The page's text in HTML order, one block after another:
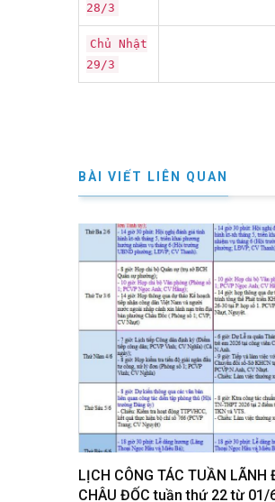
28/3
Chủ Nhật
29/3
BÀI VIẾT LIÊN QUAN
LỊCH CÔNG TÁC TUẦN LÃNH
CHÂU ĐỐC tuần thứ 22 từ